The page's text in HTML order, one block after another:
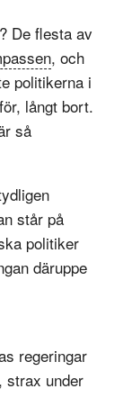
De flesta av
, och
politikerna i
långt bort.
så
står på
politiker
däruppe
regeringar
strax under